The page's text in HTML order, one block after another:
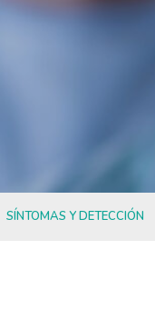
SÍNTOMAS Y DETECCIÓN